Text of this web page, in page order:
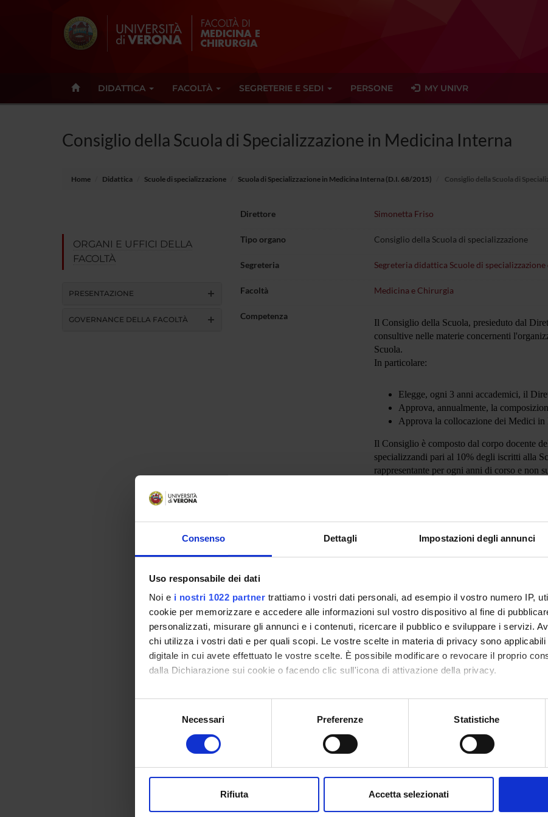
Consenso Dettagli Impostazioni degli annunci
Uso responsabile dei dati
Noi e i nostri 1022 partner trattiamo i vostri dati personali, ad esempio il vostro numero IP,
cookie per memorizzare e accedere alle informazioni sul vostro dispositivo al fine di
personalizzati, misurare gli annunci e i contenuti, ricercare il pubblico e sviluppare i servizi.
chi utilizza i vostri dati e per quali scopi. Le vostre scelte in materia di privacy sono
digitale in cui avete effettuato le vostre scelte. È possibile modificare o revocare il proprio
dalla Dichiarazione sui cookie o facendo clic sull'icona di attivazione della privacy.
Con il tuo consenso, vorremmo anche:
raccogliere informazioni sulla tua posizione geografica, con un'approssimazione di
digitali).
modificare o ritirare il tuo consenso in qualsiasi momento dalla Dichiarazione sui cookie.
Necessari Preferenze Statistiche
Rifiuta Accetta selezionati
DIDATTICA FACOLTÀ SEGRETERIE E SEDI PERSONE MY UNIVR
Consiglio della Scuola di Specializzazione in Medicina Interna
Home Didattica Scuole di specializzazione Scuola di Specializzazione in Medicina Interna (D.I. 68/2015) Consiglio della Scuola di
ORGANI E UFFICI DELLA
FACOLTÀ
PRESENTAZIONE
GOVERNANCE DELLA FACOLTÀ
Direttore Simonetta Friso
Tipo organo Consiglio della Scuola di specializzazione
Segreteria Segreteria didattica Scuole di
Facoltà Medicina e Chirurgia
Competenza
Il Consiglio della Scuola, presieduto dal
consultive nelle materie concernenti
Scuola.
In particolare:
Elegge, ogni 3 anni accademici, il
Approva, annualmente, la
Approva la collocazione dei Medici in
Il Consiglio è composto dal corpo docente
specializzandi pari al 10% degli iscritti alla
rappresentante per ogni anni di corso e non
Sedute e Verbali
Simonetta Friso
Yuri Battaglia Componente
Francesco Bertoldo Componente
Riccardo Bonadonna Componente
Luca Giuseppe Dalle
Componente
Michele
Francesca
Flavio
Simone
Gianluigi